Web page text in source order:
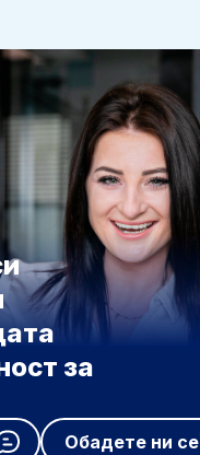
за
Обадете ни се